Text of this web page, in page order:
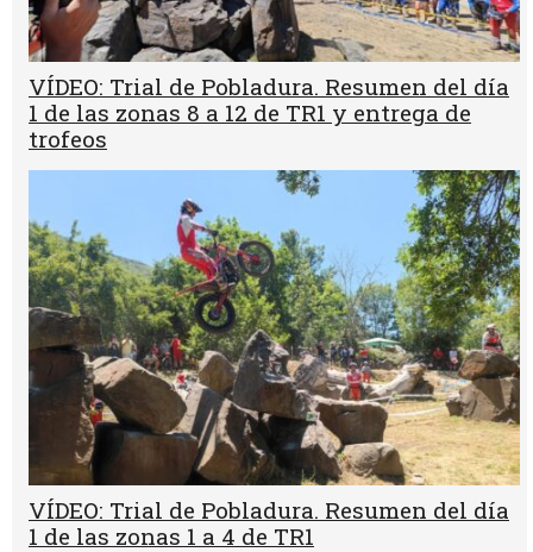
VÍDEO: Trial de Pobladura. Resumen del día
1 de las zonas 8 a 12 de TR1 y entrega de
trofeos
VÍDEO: Trial de Pobladura. Resumen del día
1 de las zonas 1 a 4 de TR1